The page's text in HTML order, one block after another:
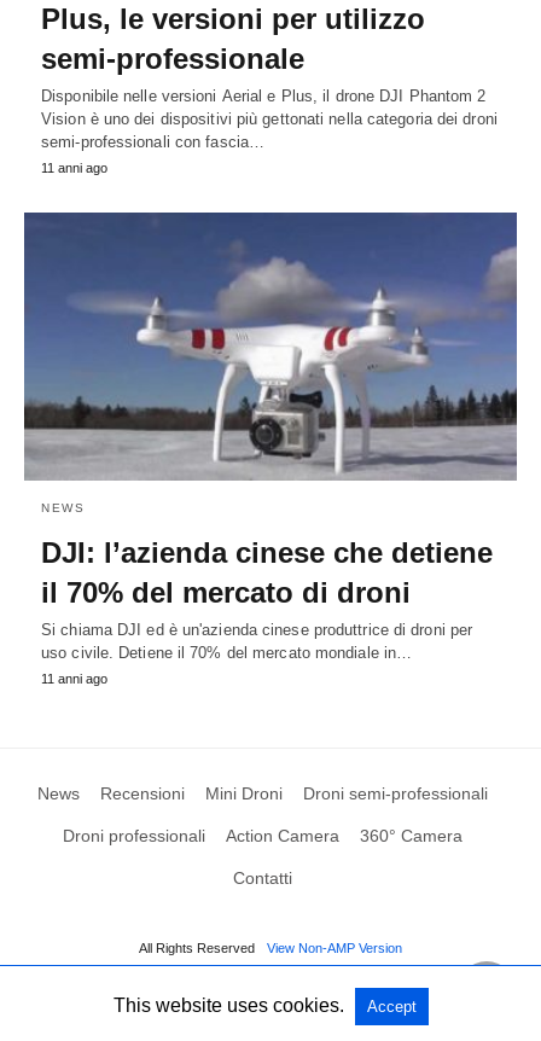
Plus, le versioni per utilizzo
semi-professionale
Disponibile nelle versioni Aerial e Plus, il drone DJI Phantom 2
Vision è uno dei dispositivi più gettonati nella categoria dei droni
semi-professionali con fascia…
11 anni ago
NEWS
DJI: l’azienda cinese che detiene
il 70% del mercato di droni
Si chiama DJI ed è un'azienda cinese produttrice di droni per
uso civile. Detiene il 70% del mercato mondiale in…
11 anni ago
News Recensioni Mini Droni Droni semi-professionali
Droni professionali Action Camera 360° Camera
Contatti
All Rights Reserved View Non-AMP Version
Gestione cookie
This website uses cookies. Accept